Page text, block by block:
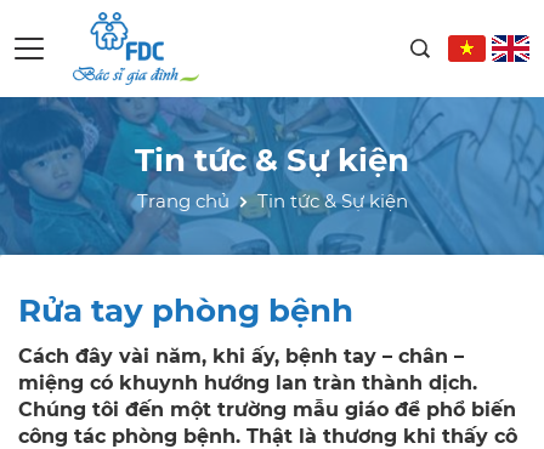
Tin tức & Sự kiện
Trang chủ Tin tức & Sự kiện
Rửa tay phòng bệnh
Cách đây vài năm, khi ấy, bệnh tay – chân –
miệng có khuynh hướng lan tràn thành dịch.
Chúng tôi đến một trường mẫu giáo để phổ biến
công tác phòng bệnh. Thật là thương khi thấy cô